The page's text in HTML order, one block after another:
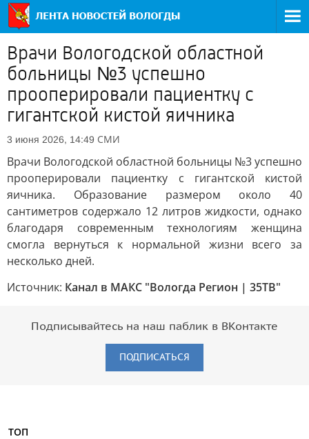
Врачи Вологодской областной
больницы №3 успешно
прооперировали пациентку с
гигантской кистой яичника
3 июня 2026, 14:49 СМИ
Врачи Вологодской областной больницы №3 успешно
прооперировали пациентку с гигантской кистой
яичника. Образование размером около 40
сантиметров содержало 12 литров жидкости, однако
благодаря современным технологиям женщина
смогла вернуться к нормальной жизни всего за
несколько дней.
Источник: Канал в МАКС "Вологда Регион | 35ТВ"
Подписывайтесь на наш паблик в ВКонтакте
ПОДПИСАТЬСЯ
ТОП